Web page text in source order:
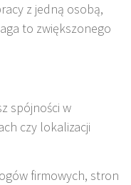
z jedną osobą,
to zwiększonego
spójności w
czy lokalizacji
firmowych, stron